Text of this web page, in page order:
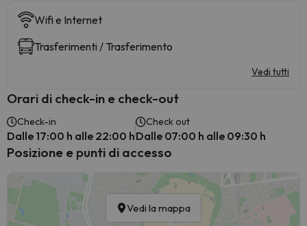
Wifi e Internet
Trasferimenti / Trasferimento
Vedi tutti
Orari di check-in e check-out
Check-in
Dalle 17:00 h alle 22:00 h
Check out
Dalle 07:00 h alle 09:30 h
Posizione e punti di accesso
Vedi la mappa